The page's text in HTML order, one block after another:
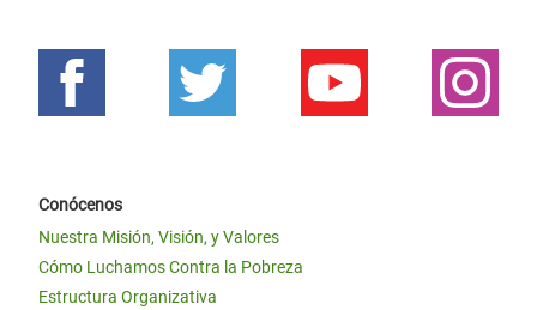
Conócenos
Nuestra Misión, Visión, y Valores
Cómo Luchamos Contra la Pobreza
Estructura Organizativa